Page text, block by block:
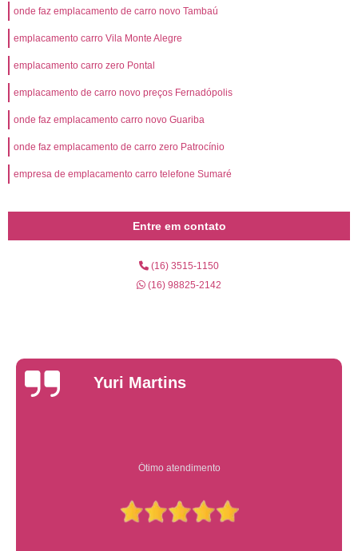
onde faz emplacamento de carro novo Tambaú
emplacamento carro Vila Monte Alegre
emplacamento carro zero Pontal
emplacamento de carro novo preços Fernadópolis
onde faz emplacamento carro novo Guariba
onde faz emplacamento de carro zero Patrocínio
empresa de emplacamento carro telefone Sumaré
Entre em contato
(16) 3515-1150
(16) 98825-2142
Yuri Martins
Ótimo atendimento